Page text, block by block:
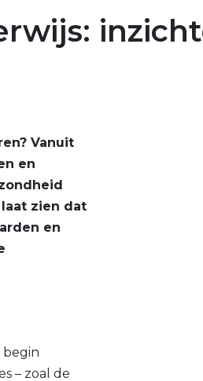
Vanuit
en
zien dat
en
begin
– zoal de